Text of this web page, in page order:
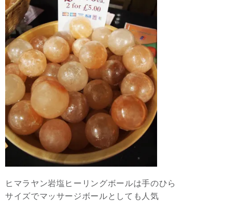
ヒマラヤン岩塩ヒーリングボールは手のひら
サイズでマッサージボールとしても人気